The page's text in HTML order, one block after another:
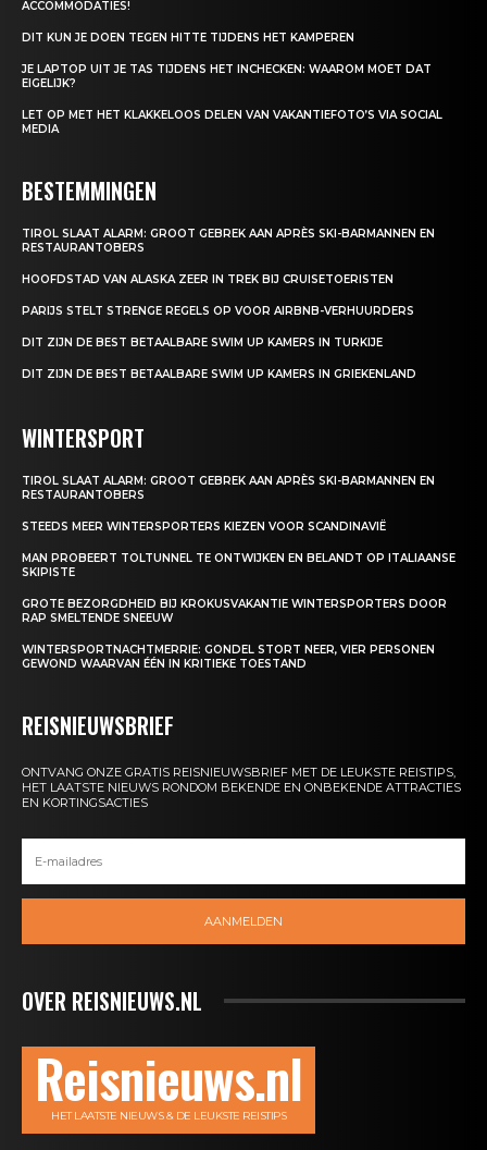
ACCOMMODATIES!
DIT KUN JE DOEN TEGEN HITTE TIJDENS HET KAMPEREN
JE LAPTOP UIT JE TAS TIJDENS HET INCHECKEN: WAAROM MOET DAT
EIGELIJK?
LET OP MET HET KLAKKELOOS DELEN VAN VAKANTIEFOTO’S VIA SOCIAL
MEDIA
BESTEMMINGEN
TIROL SLAAT ALARM: GROOT GEBREK AAN APRÈS SKI-BARMANNEN EN
RESTAURANTOBERS
HOOFDSTAD VAN ALASKA ZEER IN TREK BIJ CRUISETOERISTEN
PARIJS STELT STRENGE REGELS OP VOOR AIRBNB-VERHUURDERS
DIT ZIJN DE BEST BETAALBARE SWIM UP KAMERS IN TURKIJE
DIT ZIJN DE BEST BETAALBARE SWIM UP KAMERS IN GRIEKENLAND
WINTERSPORT
TIROL SLAAT ALARM: GROOT GEBREK AAN APRÈS SKI-BARMANNEN EN
RESTAURANTOBERS
STEEDS MEER WINTERSPORTERS KIEZEN VOOR SCANDINAVIË
MAN PROBEERT TOLTUNNEL TE ONTWIJKEN EN BELANDT OP ITALIAANSE
SKIPISTE
GROTE BEZORGDHEID BIJ KROKUSVAKANTIE WINTERSPORTERS DOOR
RAP SMELTENDE SNEEUW
WINTERSPORTNACHTMERRIE: GONDEL STORT NEER, VIER PERSONEN
GEWOND WAARVAN ÉÉN IN KRITIEKE TOESTAND
REISNIEUWSBRIEF
ONTVANG ONZE GRATIS REISNIEUWSBRIEF MET DE LEUKSTE REISTIPS,
HET LAATSTE NIEUWS RONDOM BEKENDE EN ONBEKENDE ATTRACTIES
EN KORTINGSACTIES
AANMELDEN
OVER REISNIEUWS.NL
Reisnieuws.nl
HET LAATSTE NIEUWS & DE LEUKSTE REISTIPS